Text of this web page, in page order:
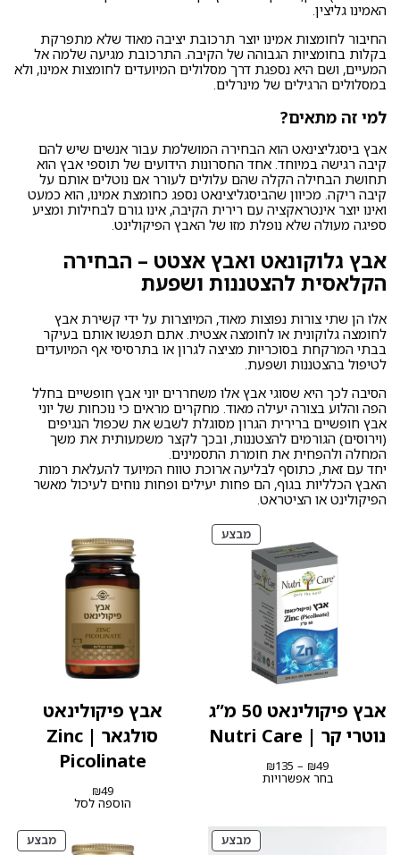
האמינו גליצין.
החיבור לחומצות אמינו יוצר תרכובת יציבה מאוד שלא מתפרקת
בקלות בחומציות הגבוהה של הקיבה. התרכובת מגיעה שלמה אל
המעיים, ושם היא נספגת דרך מסלולים המיועדים לחומצות אמינו, ולא
במסלולים הרגילים של מינרלים.
למי זה מתאים?
אבץ ביסגליצינאט הוא הבחירה המושלמת עבור אנשים שיש להם
קיבה רגישה במיוחד. אחד החסרונות הידועים של תוספי אבץ הוא
תחושת הבחילה הקלה שהם עלולים לעורר אם נוטלים אותם על
קיבה ריקה. מכיוון שהביסגליצינאט נספג כחומצת אמינו, הוא כמעט
ואינו יוצר אינטראקציה עם רירית הקיבה, אינו גורם לבחילות ומציע
ספיגה מעולה שלא נופלת מזו של האבץ הפיקולינט.
אבץ גלוקונאט ואבץ אצטט – הבחירה
הקלאסית להצטננות ושפעת
אלו הן שתי צורות נפוצות מאוד, המיוצרות על ידי קשירת אבץ
לחומצה גלוקונית או לחומצה אצטית. אתם תפגשו אותם בעיקר
בבתי המרקחת בסוכריות מציצה לגרון או בתרסיסי אף המיועדים
לטיפול בהצטננות ושפעת.
הסיבה לכך היא שסוגי אבץ אלו משחררים יוני אבץ חופשיים בחלל
הפה והלוע בצורה יעילה מאוד. מחקרים מראים כי נוכחות של יוני
אבץ חופשיים ברירית הגרון מסוגלת לשבש את שכפול הנגיפים
(וירוסים) הגורמים להצטננות, ובכך לקצר משמעותית את משך
המחלה ולהפחית את חומרת התסמינים.
יחד עם זאת, כתוסף לבליעה ארוכת טווח המיועד להעלאת רמות
האבץ הכלליות בגוף, הם פחות יעילים ופחות נוחים לעיכול מאשר
הפיקולינט או הציטראט.
מבצעמוצרים
במבצע
אבץ פיקולינאט 50 מ”ג
נוטרי קר | Nutri Care
₪49
–
₪135 טווח
מחירים:בחר אפשרויות
אבץ פיקולינאט
סולגאר | Zinc
Picolinate
₪49
הוספה לסל
מבצעמוצרים
מבצע